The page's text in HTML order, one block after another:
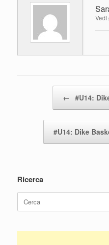
b
o
o
k
vi
di
Vedi
← #U14:
#U14: Dike
Ricerca
Ricerca
per: